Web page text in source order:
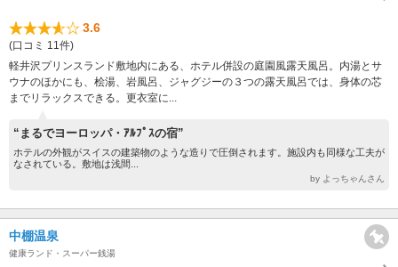
3.6
(口コミ 11件)
軽井沢プリンスランド敷地内にある、ホテル併設の庭園風露天風呂。内湯とサ
ウナのほかにも、桧湯、岩風呂、ジャグジーの３つの露天風呂では、身体の芯
までリラックスできる。更衣室に...
“まるでヨーロッパ・ｱﾙﾌﾟｽの宿”
ホテルの外観がスイスの建築物のような造りで圧倒されます。施設内も同様な工夫が
なされている。敷地は浅間...
by よっちゃんさん
中棚温泉
健康ランド・スーパー銭湯